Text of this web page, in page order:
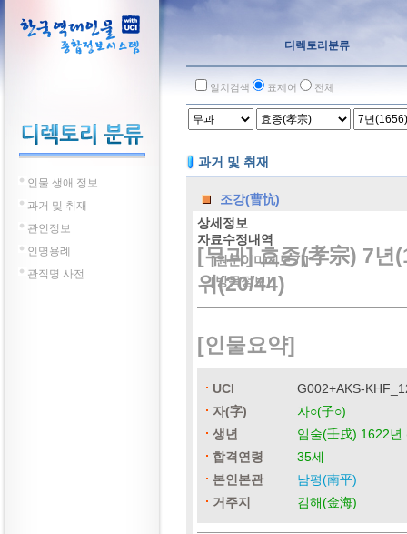
인물 생애 정보
과거 및 취재
관인정보
인명용례
관직명 사전
디렉토리분류
일치검색 표제어 전체
과거 및 취재
조강(曹忼)
상세정보
자료수정내역
[원문이미지보기]
[방목정보]
[무과] 효종(孝宗) 7년
위(20/44)
[인물요약]
UCI
G002+AKS-
자(字)
자○(子○)
생년
임술(壬戌) 1622년
합격연령
35세
본인본관
남평(南平)
거주지
김해(金海)